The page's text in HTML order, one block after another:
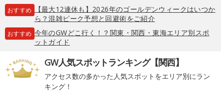
おすすめ
【最大12連休も】2026年のゴールデンウィークはいつか
ら？混雑ピーク予想と回避術をご紹介
おすすめ 今年のGWどこ行く！？関東・関西・東海エリア別スポ
ットガイド
GW人気スポットランキング【関西】
アクセス数の多かった人気スポットをエリア別にラン
キング！